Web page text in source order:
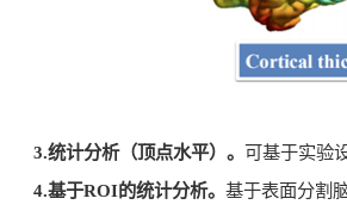
3.统计分析（顶点水平）。 可基于实验
4.基于ROI的统计分析。 基于表面分割